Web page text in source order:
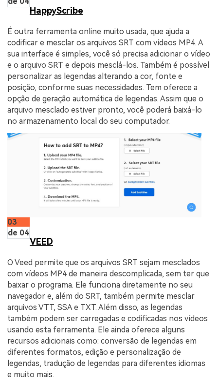
HappyScribe
É outra ferramenta online muito usada, que ajuda a
codificar e mesclar os arquivos SRT com vídeos MP4. A
sua interface é simples, você só precisa adicionar o vídeo
e o arquivo SRT e depois mesclá-los. Também é possível
personalizar as legendas alterando a cor, fonte e
posição, conforme suas necessidades. Tem oferece a
opção de geração automática de legendas. Assim que o
arquivo mesclado estiver pronto, você poderá baixá-lo
no armazenamento local do seu computador.
03
de 04
VEED
O Veed permite que os arquivos SRT sejam mesclados
com vídeos MP4 de maneira descomplicada, sem ter que
baixar o programa. Ele funciona diretamente no seu
navegador e, além do SRT, também permite mesclar
arquivos VTT, SSA e TXT. Além disso, as legendas
também podem ser carregadas e codificadas nos vídeos
usando esta ferramenta. Ele ainda oferece alguns
recursos adicionais como: conversão de legendas em
diferentes formatos, edição e personalização de
legendas, tradução de legendas para diferentes idiomas
e muito mais.